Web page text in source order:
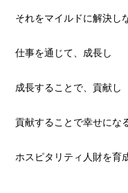
それをマイルドに解決
仕事を通じて、成長し
成長することで、貢献し
貢献することで幸せにな
ホスピタリティ人財を育